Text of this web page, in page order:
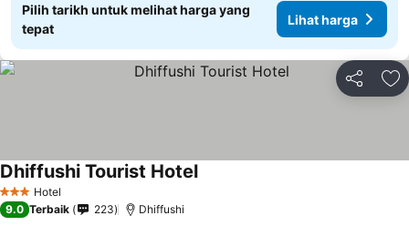
Pilih tarikh untuk melihat harga yang
tepat
Lihat harga
Kongsi
3 BintangHotel
Dhiffushi Tourist Hotel
9.0 Terbaik 223 Dhiffushi